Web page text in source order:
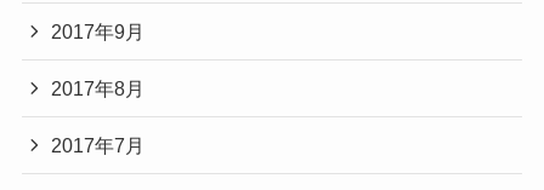
2017年9月
2017年8月
2017年7月